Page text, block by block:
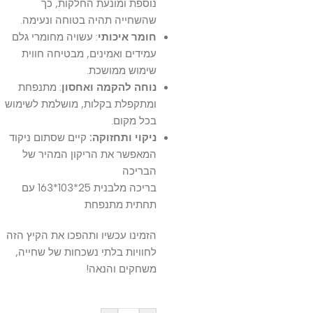
נוספת ומונעת החלקות, כך
שהשחייה תהיה בטוחה ונעימה.
חומר איכותי: עשויה מחומרי גלם
עמידים ואמינים, מבטיחה חווית
שימוש ממושכת.
נוחה להקמה ואחסון: מתנפחת
ומתקפלת בקלות, מושלמת לשימוש
בכל מקום.
ניקוי ותחזוקה: קיים שסתום ניקוד
המאפשר את הריקון המהיר של
הבריכה
בריכה מלבנית 25*103*163 עם
תחתית מתנפחת
הזמינו עכשיו ותהפכו את הקיץ הזה
לחוויות בלתי נשכחות של שחייה,
משחקים והנאה!